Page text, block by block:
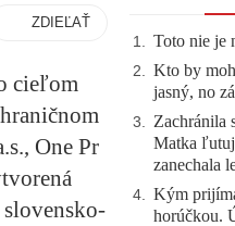
ZDIEĽAŤ
cieľom
One Pr
1. Toto nie je
2. Kto by
jasný, no
3. Zachránila
Matka
zanechala
4. Kým
horúčkou.